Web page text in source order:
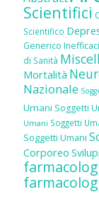
Scientifici
Scientifico
Generico
di Sanità
Mortalità
Nazionale
Umani Soggetti
Umani Soggetti
Soggetti Umani
Corporeo